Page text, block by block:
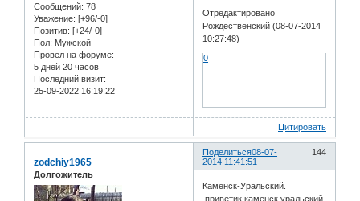
Сообщений: 78
Уважение: [+96/-0]
Позитив: [+24/-0]
Пол: Мужской
Провел на форуме:
5 дней 20 часов
Последний визит:
25-09-2022 16:19:22
Отредактировано
Рождественский (08-07-2014
10:27:48)
0
Цитировать
Поделиться 144
08-07-
2014 11:41:51
zodchiy1965
Долгожитель
Каменск-Уральский.
приветик каменск уральский